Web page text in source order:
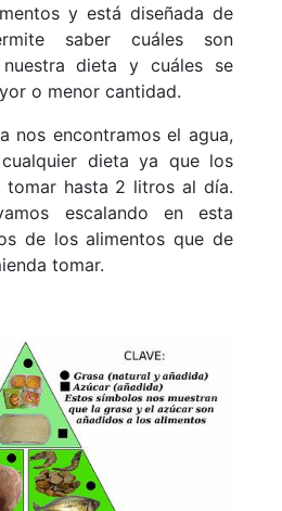
y está diseñada de
saber cuáles son
dieta y cuáles se
o menor cantidad.
nos encontramos el agua,
dieta ya que los
tomar hasta 2 litros al día.
escalando en esta
de los alimentos que de
tomar.